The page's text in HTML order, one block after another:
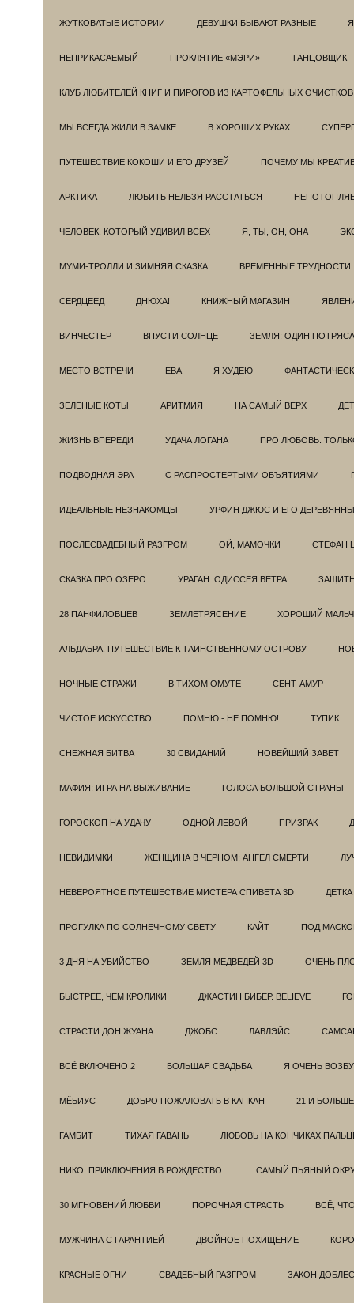
ЖУТКОВАТЫЕ ИСТОРИИ ДЕВУШКИ БЫВАЮТ РАЗНЫЕ
НЕПРИКАСАЕМЫЙ ПРОКЛЯТИЕ «МЭРИ» ТАНЦОВЩИК
КЛУБ ЛЮБИТЕЛЕЙ КНИГ И ПИРОГОВ ИЗ КАРТОФЕЛЬНЫХ ОЧИСТКОВ
МЫ ВСЕГДА ЖИЛИ В ЗАМКЕ В ХОРОШИХ РУКАХ
ПУТЕШЕСТВИЕ КОКОШИ И ЕГО ДРУЗЕЙ ПОЧЕМУ МЫ
АРКТИКА ЛЮБИТЬ НЕЛЬЗЯ РАССТАТЬСЯ
ЧЕЛОВЕК, КОТОРЫЙ УДИВИЛ ВСЕХ Я, ТЫ, ОН, ОНА
МУМИ-ТРОЛЛИ И ЗИМНЯЯ СКАЗКА ВРЕМЕННЫЕ ТРУДНОСТИ
СЕРДЦЕЕД ДНЮХА! КНИЖНЫЙ МАГАЗИН
ВИНЧЕСТЕР ВПУСТИ СОЛНЦЕ ЗЕМЛЯ: ОДИН
МЕСТО ВСТРЕЧИ ЕВА Я ХУДЕЮ
ЗЕЛЁНЫЕ КОТЫ АРИТМИЯ НА САМЫЙ ВЕРХ
ЖИЗНЬ ВПЕРЕДИ УДАЧА ЛОГАНА ПРО ЛЮБОВЬ.
ПОДВОДНАЯ ЭРА С РАСПРОСТЕРТЫМИ ОБЪЯТИЯМИ
ИДЕАЛЬНЫЕ НЕЗНАКОМЦЫ УРФИН ДЖЮС И ЕГО
ПОСЛЕСВАДЕБНЫЙ РАЗГРОМ ОЙ, МАМОЧКИ СТЕФАН
СКАЗКА ПРО ОЗЕРО УРАГАН: ОДИССЕЯ ВЕТРА
28 ПАНФИЛОВЦЕВ ЗЕМЛЕТРЯСЕНИЕ ХОРОШИЙ
АЛЬДАБРА. ПУТЕШЕСТВИЕ К ТАИНСТВЕННОМУ ОСТРОВУ
НОЧНЫЕ СТРАЖИ В ТИХОМ ОМУТЕ СЕНТ-АМУР
ЧИСТОЕ ИСКУССТВО ПОМНЮ - НЕ ПОМНЮ! ТУПИК
СНЕЖНАЯ БИТВА 30 СВИДАНИЙ НОВЕЙШИЙ ЗАВЕТ
МАФИЯ: ИГРА НА ВЫЖИВАНИЕ ГОЛОСА БОЛЬШОЙ СТРАНЫ
ГОРОСКОП НА УДАЧУ ОДНОЙ ЛЕВОЙ ПРИЗРАК
НЕВИДИМКИ ЖЕНЩИНА В ЧЁРНОМ: АНГЕЛ СМЕРТИ
НЕВЕРОЯТНОЕ ПУТЕШЕСТВИЕ МИСТЕРА СПИВЕТА 3D ДЕТКА
ПРОГУЛКА ПО СОЛНЕЧНОМУ СВЕТУ КАЙТ ПОД
3 ДНЯ НА УБИЙСТВО ЗЕМЛЯ МЕДВЕДЕЙ 3D ОЧЕНЬ
БЫСТРЕЕ, ЧЕМ КРОЛИКИ ДЖАСТИН БИБЕР. BELIEVE
СТРАСТИ ДОН ЖУАНА ДЖОБС ЛАВЛЭЙС
ВСЁ ВКЛЮЧЕНО 2 БОЛЬШАЯ СВАДЬБА Я ОЧЕНЬ
МЁБИУС ДОБРО ПОЖАЛОВАТЬ В КАПКАН 21 И БОЛЬШЕ
ГАМБИТ ТИХАЯ ГАВАНЬ ЛЮБОВЬ НА КОНЧИКАХ
НИКО. ПРИКЛЮЧЕНИЯ В РОЖДЕСТВО. САМЫЙ ПЬЯНЫЙ
30 МГНОВЕНИЙ ЛЮБВИ ПОРОЧНАЯ СТРАСТЬ ВСЁ,
МУЖЧИНА С ГАРАНТИЕЙ ДВОЙНОЕ ПОХИЩЕНИЕ
КРАСНЫЕ ОГНИ СВАДЕБНЫЙ РАЗГРОМ ЗАКОН